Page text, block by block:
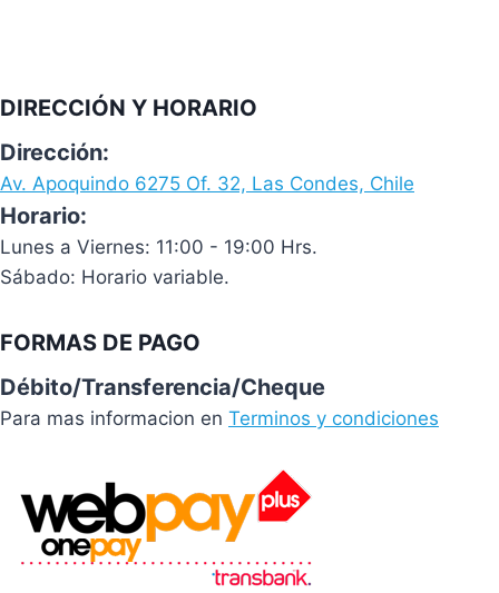
DIRECCIÓN Y HORARIO
Dirección:
Av. Apoquindo 6275 Of. 32, Las Condes, Chile
Horario:
Lunes a Viernes: 11:00 - 19:00 Hrs.
Sábado: Horario variable.
FORMAS DE PAGO
Débito/Transferencia/Cheque
Para mas informacion en Terminos y condiciones